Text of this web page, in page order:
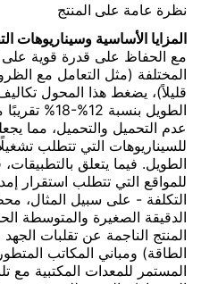
نظرة عامة على المنتج
المزايا الأساسية وسيناريوهات
مع الحفاظ على قدرة قوية على
المختلفة (مثل التعامل مع
قليلاً)، يضغط هذا المحول
الطويل بنسبة
عدم التحميل والتحميل، مما
للسيناريوهات التي تتطلب
الطويل. فيما يتعلق
للمواقع التي تتطلب استقرار
التكلفة - على سبيل المثال،
الدقيقة الصغيرة والمتوسطة
المنتج الناجمة عن تقلبات
الطاقة) ومباني المكاتب
المستمر للمعدات المكتبية مع